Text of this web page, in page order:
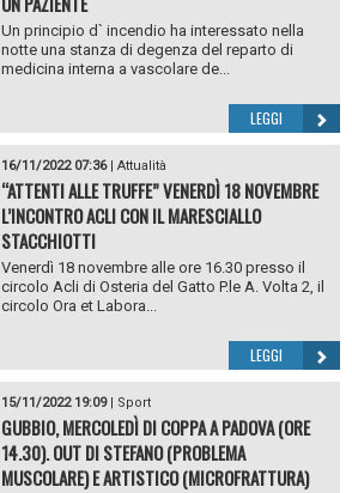
Un principio d` incendio ha interessato nella
notte una stanza di degenza del reparto di
medicina interna a vascolare de...
LEGGI
16/11/2022 07:36| Attualità
“ATTENTI ALLE TRUFFE” VENERDÌ 18 NOVEMBRE
L’INCONTRO ACLI CON IL MARESCIALLO
STACCHIOTTI
Venerdì 18 novembre alle ore 16.30 presso il
circolo Acli di Osteria del Gatto P.le A. Volta 2, il
circolo Ora et Labora...
LEGGI
15/11/2022 19:09| Sport
GUBBIO, MERCOLEDÌ DI COPPA A PADOVA (ORE
14.30). OUT DI STEFANO (PROBLEMA
MUSCOLARE) E ARTISTICO (MICROFRATTURA)